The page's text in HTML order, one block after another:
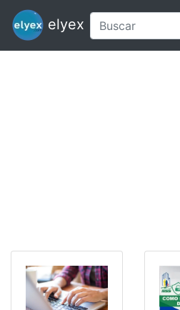
elyex